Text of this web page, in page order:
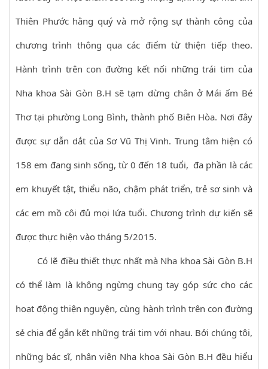
Thiên Phước hằng quý và mở rộng sự thành công của
chương trình thông qua các điểm từ thiện tiếp theo.
Hành trình trên con đường kết nối những trái tim của
Nha khoa Sài Gòn B.H sẽ tạm dừng chân ở Mái ấm Bé
Thơ tại phường Long Bình, thành phố Biên Hòa. Nơi đây
được sự dẫn dắt của Sơ Vũ Thị Vinh. Trung tâm hiện có
158 em đang sinh sống, từ 0 đến 18 tuổi, đa phần là các
em khuyết tật, thiểu não, chậm phát triển, trẻ sơ sinh và
các em mồ côi đủ mọi lứa tuổi. Chương trình dự kiến sẽ
được thực hiện vào tháng 5/2015.
Có lẽ điều thiết thực nhất mà Nha khoa Sài Gòn B.H
có thể làm là không ngừng chung tay góp sức cho các
hoạt động thiện nguyện, cùng hành trình trên con đường
sẻ chia để gắn kết những trái tim với nhau. Bởi chúng tôi,
những bác sĩ, nhân viên Nha khoa Sài Gòn B.H đều hiểu